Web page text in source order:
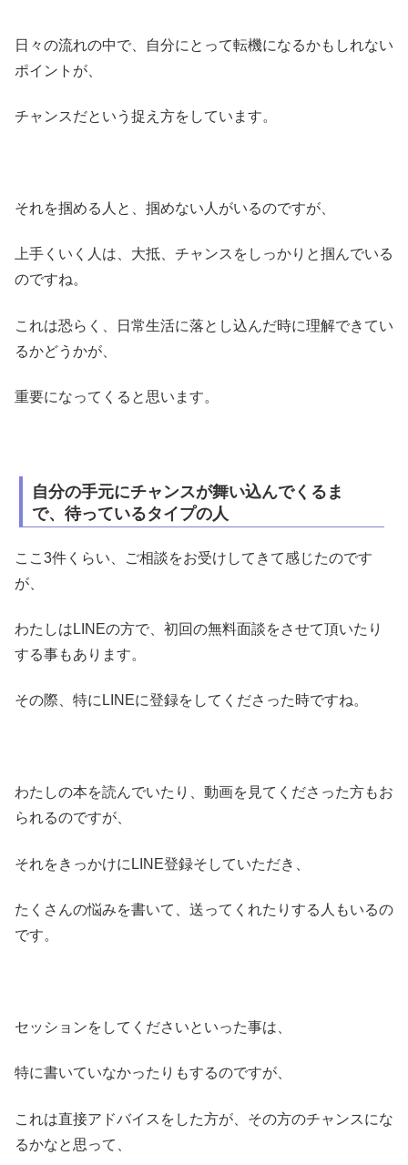
日々の流れの中で、自分にとって転機になるかもしれない
ポイントが、
チャンスだという捉え方をしています。
それを掴める人と、掴めない人がいるのですが、
上手くいく人は、大抵、チャンスをしっかりと掴んでいる
のですね。
これは恐らく、日常生活に落とし込んだ時に理解できてい
るかどうかが、
重要になってくると思います。
自分の手元にチャンスが舞い込んでくるま
で、待っているタイプの人
ここ3件くらい、ご相談をお受けしてきて感じたのです
が、
わたしはLINEの方で、初回の無料面談をさせて頂いたり
する事もあります。
その際、特にLINEに登録をしてくださった時ですね。
わたしの本を読んでいたり、動画を見てくださった方もお
られるのですが、
それをきっかけにLINE登録そしていただき、
たくさんの悩みを書いて、送ってくれたりする人もいるの
です。
セッションをしてくださいといった事は、
特に書いていなかったりもするのですが、
これは直接アドバイスをした方が、その方のチャンスにな
るかなと思って、